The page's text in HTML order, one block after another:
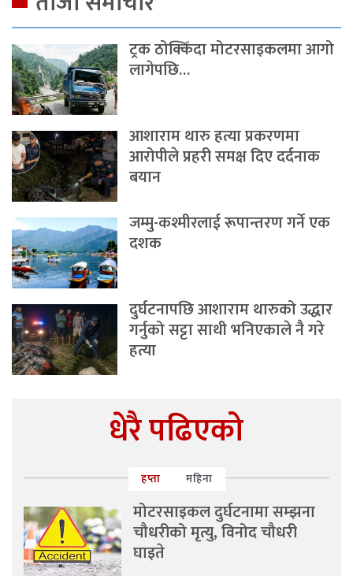
ट्रक ठोक्किँदा मोटरसाइकलमा आगो
लागेपछि…
आशाराम थारु हत्या प्रकरणमा
आरोपीले प्रहरी समक्ष दिए दर्दनाक
बयान
जम्मु-कश्मीरलाई रूपान्तरण गर्ने एक
दशक
दुर्घटनापछि आशाराम थारुको उद्धार
गर्नुको सट्टा साथी भनिएकाले नै गरे
हत्या
धेरै पढिएको
हप्ता महिना
मोटरसाइकल दुर्घटनामा सम्झना
चौधरीको मृत्यु, विनोद चौधरी
घाइते